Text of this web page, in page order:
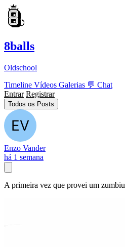
8balls
Oldschool
Timeline Vídeos Galerias 💬 Chat
Entrar Registrar
Todos os Posts
Enzo Vander
há 1 semana
A primeira vez que provei um zumbiu